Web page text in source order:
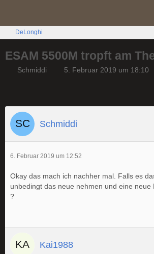
DeLonghi
ESAM 5500M tropft am
Schmiddi 5. Februar 2019 um 18:10
Schmiddi
6. Februar 2019 um 12:52
Okay das mach ich nachher mal. Falls es
unbedingt das neue nehmen und eine neue
?
Kai1988